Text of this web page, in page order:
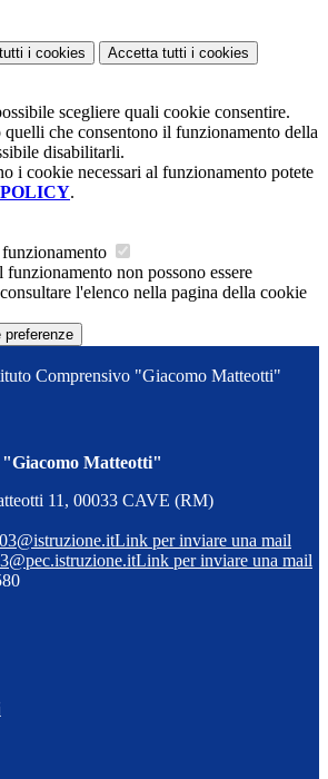
i cookies Accetta tutti i cookies
scegliere quali cookie consentire.
quelli che consentono il funzionamento della
disabilitarli.
i cookie necessari al funzionamento potete
.
non possono essere
l'elenco nella pagina della cookie
preferenze
Comprensivo "Giacomo Matteotti"
Matteotti"
11, 00033 CAVE (RM)
Link per inviare una mail
Link per inviare una mail